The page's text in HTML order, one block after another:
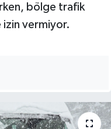
bölge trafik
izin vermiyor.